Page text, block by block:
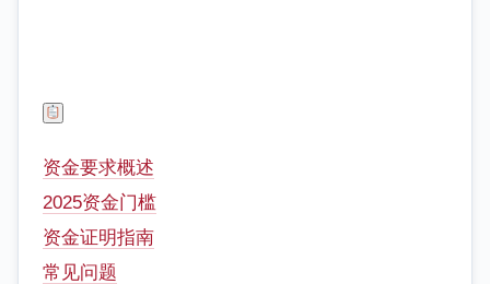
资金要求概述
2025资金门槛
资金证明指南
常见问题